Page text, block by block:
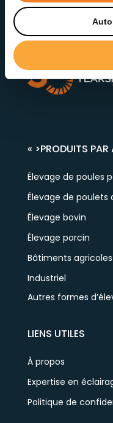
Contactez
« >PRODUITS
Élevage de poules
Élevage de poulets
Élevage bovin
Élevage porcin
Bâtiments agricoles
Industriel
Autres formes
LIENS UTILES
À propos
Expertise en
Politique de